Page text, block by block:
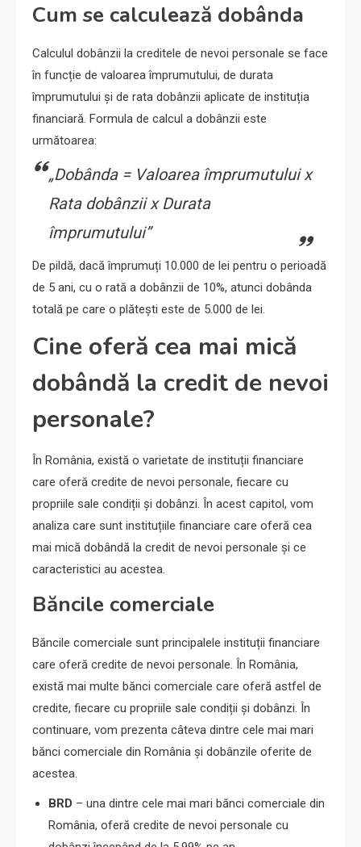
Cum se calculează dobânda
Calculul dobânzii la creditele de nevoi personale se face
în funcție de valoarea împrumutului, de durata
împrumutului și de rata dobânzii aplicate de instituția
financiară. Formula de calcul a dobânzii este
următoarea:
„Dobânda = Valoarea împrumutului x
Rata dobânzii x Durata
împrumutului”
De pildă, dacă împrumuți 10.000 de lei pentru o perioadă
de 5 ani, cu o rată a dobânzii de 10%, atunci dobânda
totală pe care o plătești este de 5.000 de lei.
Cine oferă cea mai mică
dobândă la credit de nevoi
personale?
În România, există o varietate de instituții financiare
care oferă credite de nevoi personale, fiecare cu
propriile sale condiții și dobânzi. În acest capitol, vom
analiza care sunt instituțiile financiare care oferă cea
mai mică dobândă la credit de nevoi personale și ce
caracteristici au acestea.
Băncile comerciale
Băncile comerciale sunt principalele instituții financiare
care oferă credite de nevoi personale. În România,
există mai multe bănci comerciale care oferă astfel de
credite, fiecare cu propriile sale condiții și dobânzi. În
continuare, vom prezenta câteva dintre cele mai mari
bănci comerciale din România și dobânzile oferite de
acestea.
BRD – una dintre cele mai mari bănci comerciale din
România, oferă credite de nevoi personale cu